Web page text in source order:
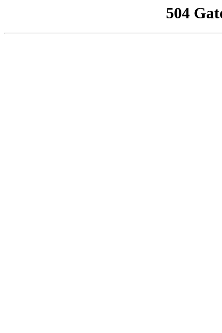
504